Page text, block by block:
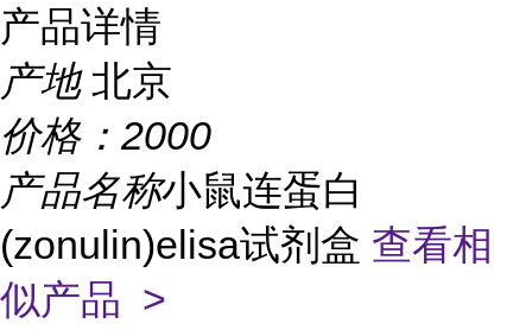
产品详情
产地 北京
价格： 2000
产品名称小鼠连蛋白
(zonulin)elisa试剂盒 查看相
似产品 >